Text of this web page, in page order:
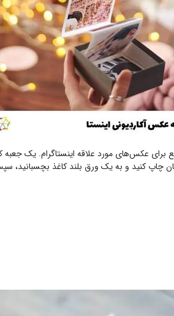
برای عکس‌های مورد علاقه اینستاگرام. یک
چاپ کنید و به یک ورق بلند کاغذ بچسبانید،